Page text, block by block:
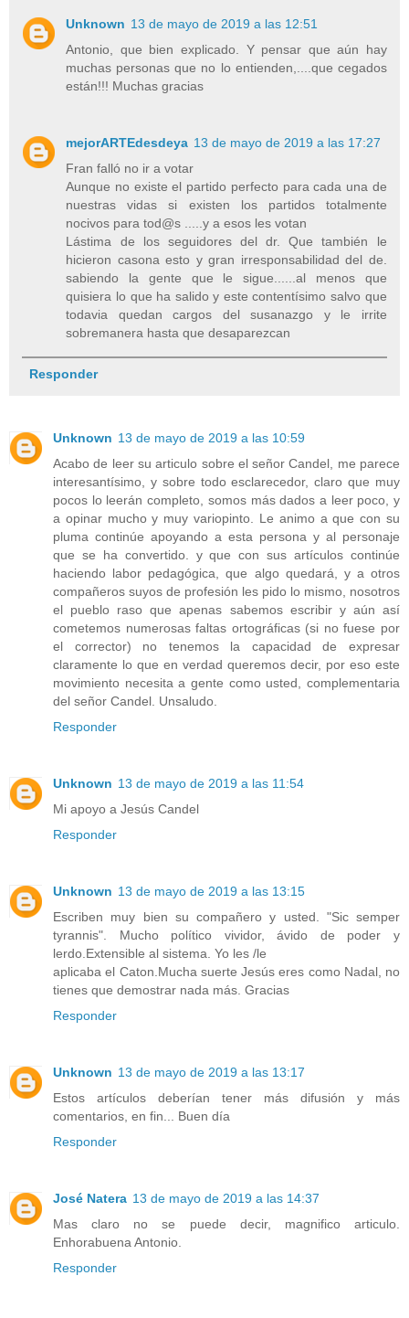
Unknown 13 de mayo de 2019 a las 12:51
Antonio, que bien explicado. Y pensar que aún hay
muchas personas que no lo entienden,....que cegados
están!!! Muchas gracias
mejorARTEdesdeya 13 de mayo de 2019 a las 17:27
Fran falló no ir a votar
Aunque no existe el partido perfecto para cada una de
nuestras vidas si existen los partidos totalmente
nocivos para tod@s .....y a esos les votan
Lástima de los seguidores del dr. Que también le
hicieron casona esto y gran irresponsabilidad del de.
sabiendo la gente que le sigue......al menos que
quisiera lo que ha salido y este contentísimo salvo que
todavia quedan cargos del susanazgo y le irrite
sobremanera hasta que desaparezcan
Responder
Unknown 13 de mayo de 2019 a las 10:59
Acabo de leer su articulo sobre el señor Candel, me parece
interesantísimo, y sobre todo esclarecedor, claro que muy
pocos lo leerán completo, somos más dados a leer poco, y
a opinar mucho y muy variopinto. Le animo a que con su
pluma continúe apoyando a esta persona y al personaje
que se ha convertido. y que con sus artículos continúe
haciendo labor pedagógica, que algo quedará, y a otros
compañeros suyos de profesión les pido lo mismo, nosotros
el pueblo raso que apenas sabemos escribir y aún así
cometemos numerosas faltas ortográficas (si no fuese por
el corrector) no tenemos la capacidad de expresar
claramente lo que en verdad queremos decir, por eso este
movimiento necesita a gente como usted, complementaria
del señor Candel. Unsaludo.
Responder
Unknown 13 de mayo de 2019 a las 11:54
Mi apoyo a Jesús Candel
Responder
Unknown 13 de mayo de 2019 a las 13:15
Escriben muy bien su compañero y usted. "Sic semper
tyrannis". Mucho político vividor, ávido de poder y
lerdo.Extensible al sistema. Yo les /le
aplicaba el Caton.Mucha suerte Jesús eres como Nadal, no
tienes que demostrar nada más. Gracias
Responder
Unknown 13 de mayo de 2019 a las 13:17
Estos artículos deberían tener más difusión y más
comentarios, en fin... Buen día
Responder
José Natera 13 de mayo de 2019 a las 14:37
Mas claro no se puede decir, magnifico articulo.
Enhorabuena Antonio.
Responder